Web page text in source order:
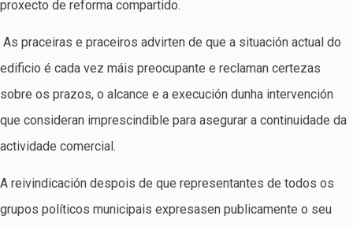
proxecto de reforma compartido.
As praceiras e praceiros advirten de que a situación actual do
edificio é cada vez máis preocupante e reclaman certezas
sobre os prazos, o alcance e a execución dunha intervención
que consideran imprescindible para asegurar a continuidade da
actividade comercial.
A reivindicación despois de que representantes de todos os
grupos políticos municipais expresasen publicamente o seu